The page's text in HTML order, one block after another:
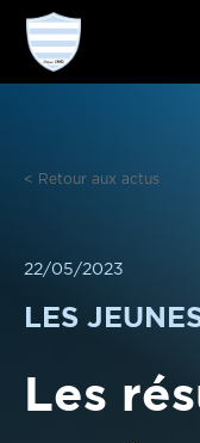
Aller
contenu
< Retour aux actus
22/05/2023
LES
Les